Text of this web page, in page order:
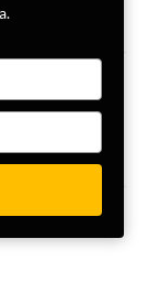
en el
Unidos
en